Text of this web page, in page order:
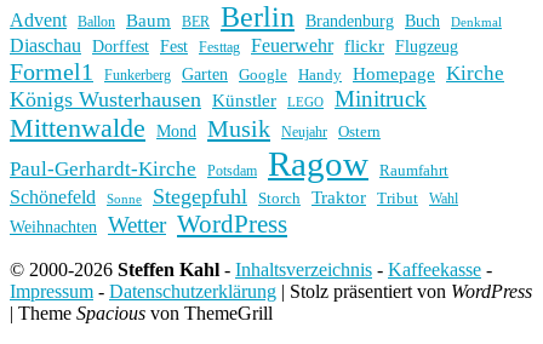
Advent Ballon Baum BER Berlin Brandenburg Buch Denkmal
Diaschau Dorffest Fest Festtag Feuerwehr flickr Flugzeug
Formel1 Funkerberg Garten Google Handy Homepage Kirche
Königs Wusterhausen Künstler LEGO Minitruck
Mittenwalde Mond Musik Neujahr Ostern
Paul-Gerhardt-Kirche Potsdam Ragow Raumfahrt
Schönefeld Sonne Stegepfuhl Storch Traktor Tribut Wahl
Weihnachten Wetter WordPress
© 2000-2026 Steffen Kahl - Inhaltsverzeichnis - Kaffeekasse -
Impressum - Datenschutzerklärung | Stolz präsentiert von WordPress
| Theme Spacious von ThemeGrill